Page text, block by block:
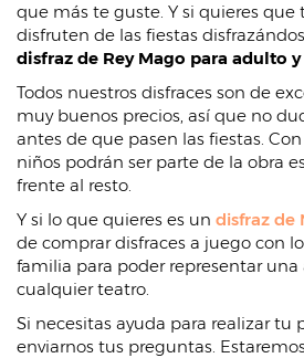
que más te guste. Y si quieres
disfruten de las fiestas
disfraz de Rey Mago para adulto
Todos nuestros disfraces son de
muy buenos precios, así que no
antes de que pasen las fiestas.
niños podrán ser parte de la obra
frente al resto.
Y si lo que quieres es un disfraz de
de comprar disfraces a juego con
familia para poder representar
cualquier teatro.
Si necesitas ayuda para realizar tu
enviarnos tus preguntas.